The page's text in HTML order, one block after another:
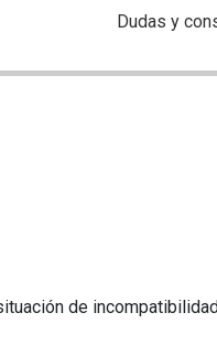
Dudas y
de